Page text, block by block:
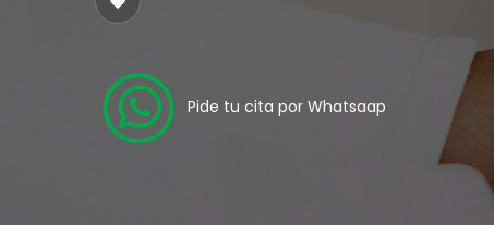
Pide tu cita por Whatsaap